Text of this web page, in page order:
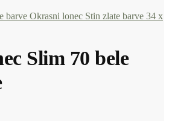
Okrasni lonec Stin zlate barve 34 x
Slim 70 bele